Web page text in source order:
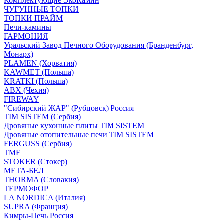
ЧУГУННЫЕ ТОПКИ
ТОПКИ ПРАЙМ
Печи-камины
ГАРМОНИЯ
Уральский Завод Печного Оборудования (Бранденбург,
Монарх)
PLAMEN (Хорватия)
KAWMET (Польша)
KRATKI (Польша)
ABX (Чехия)
FIREWAY
"Сибирский ЖАР" (Рубцовск) Россия
TIM SISTEM (Сербия)
Дровяные кухонные плиты TIM SISTEM
Дровяные отопительные печи TIM SISTEM
FERGUSS (Сербия)
TMF
STOKER (Стокер)
МЕТА-БЕЛ
THORMA (Словакия)
ТЕРМОФОР
LA NORDICA (Италия)
SUPRA (Франция)
Кимры-Печь Россия